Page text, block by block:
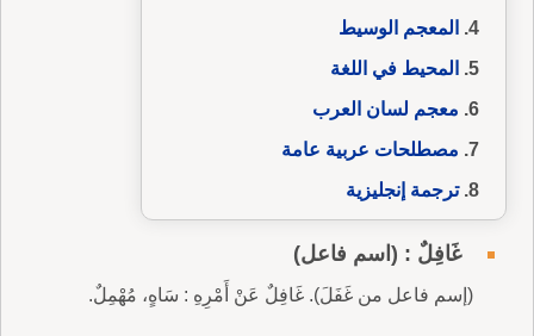
المعجم الوسيط
المحيط في اللغة
معجم لسان العرب
مصطلحات عربية عامة
ترجمة إنجليزية
غَافِلٌ : (اسم فاعل)
(إسم فاعل من غَفَلَ). غَافِلٌ عَنْ أَمْرِهِ : سَاهٍ، مُهْمِلٌ.